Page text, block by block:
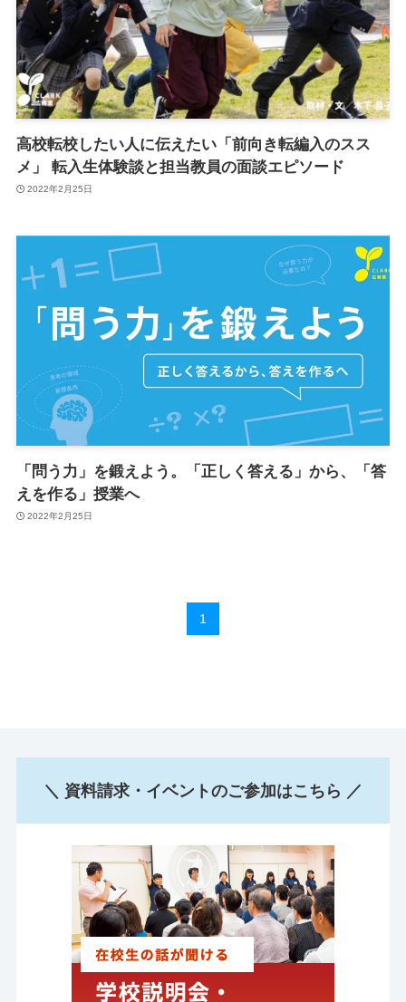
高校転校したい人に伝えたい「前向き転編入のスス
メ」 転入生体験談と担当教員の面談エピソード
2022年2月25日
「問う力」を鍛えよう。「正しく答える」から、「答
えを作る」授業へ
2022年2月25日
1
＼ 資料請求・イベントのご参加はこちら ／